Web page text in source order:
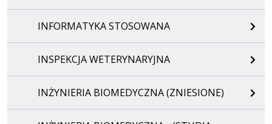
INFORMATYKA STOSOWANA
INSPEKCJA WETERYNARYJNA
INŻYNIERIA BIOMEDYCZNA (ZNIESIONE)